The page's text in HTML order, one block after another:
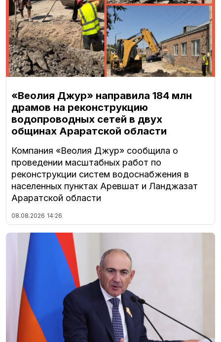
«Веолия Джур» направила 184 млн
драмов на реконструкцию
водопроводных сетей в двух
общинах Араратской области
Компания «Веолия Джур» сообщила о
проведении масштабных работ по
реконструкции систем водоснабжения в
населенных пунктах Аревшат и Ланджазат
Араратской области
08.08.2026 14:26